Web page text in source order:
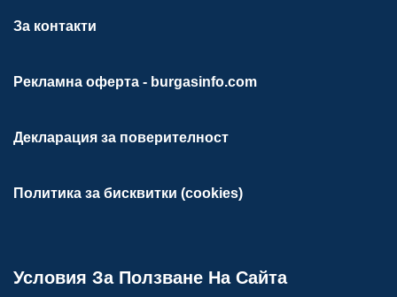
За контакти
Рекламна оферта - burgasinfo.com
Декларация за поверителност
Политика за бисквитки (cookies)
Условия За Ползване На Сайта